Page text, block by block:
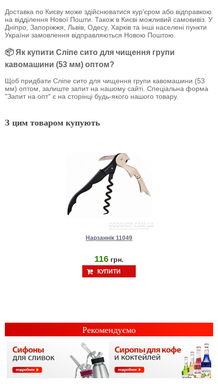
Доставка по Києву може здійснюватися кур'єром або відправкою
на відділення Нової Пошти. Також в Києві можливий самовивіз. У
Дніпро, Запоріжжя, Львів, Одесу, Харків та інші населені пункти
України замовлення відправляються Новою Поштою.
📦 Як купити Сліпе сито для чищення групи
кавомашини (53 мм) оптом?
Щоб придбати Сліпе сито для чищення групи кавомашини (53
мм) оптом, залиште запит на нашому сайті. Спеціальна форма
"Запит на опт" є на сторінці будь-якого нашого товару.
З цим товаром купують
Нарзаннік 11049
116 грн.
КУПИТИ
Рекомендуємо